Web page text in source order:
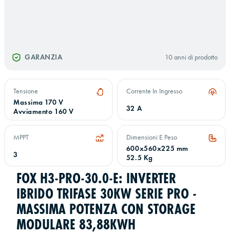
GARANZIA 10 anni di prodotto
Tensione
Massima 170 V
Avviamento 160 V
Corrente In Ingresso
32 A
MPPT
3
Dimensioni E Peso
600x560x225 mm
52.5 Kg
FOX H3-PRO-30.0-E: INVERTER
IBRIDO TRIFASE 30KW SERIE PRO -
MASSIMA POTENZA CON STORAGE
MODULARE 83,88KWH